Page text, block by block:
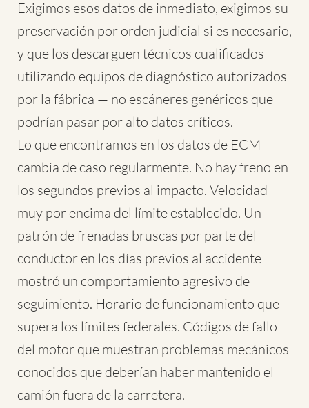
Exigimos esos datos de inmediato, exigimos su
preservación por orden judicial si es necesario,
y que los descarguen técnicos cualificados
utilizando equipos de diagnóstico autorizados
por la fábrica — no escáneres genéricos que
podrían pasar por alto datos críticos.
Lo que encontramos en los datos de ECM
cambia de caso regularmente. No hay freno en
los segundos previos al impacto. Velocidad
muy por encima del límite establecido. Un
patrón de frenadas bruscas por parte del
conductor en los días previos al accidente
mostró un comportamiento agresivo de
seguimiento. Horario de funcionamiento que
supera los límites federales. Códigos de fallo
del motor que muestran problemas mecánicos
conocidos que deberían haber mantenido el
camión fuera de la carretera.